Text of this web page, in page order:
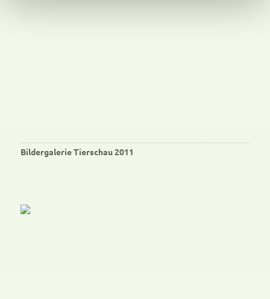
Bildergalerie Tierschau 2011